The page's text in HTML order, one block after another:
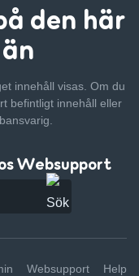
den här
innehåll visas. Om du
befintligt innehåll eller
Websupport
Websupport Help